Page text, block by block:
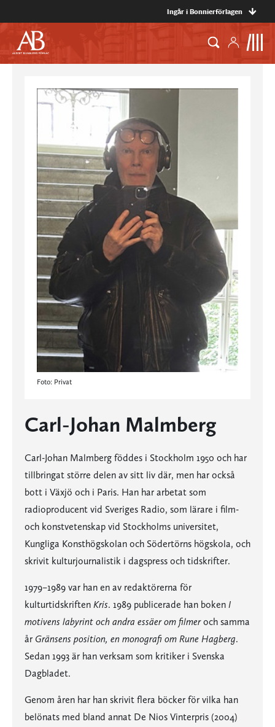
Ingår i Bonnierförlagen
Foto: Privat
Carl-Johan Malmberg
Carl-Johan Malmberg föddes i Stockholm 1950 och har
tillbringat större delen av sitt liv där, men har också
bott i Växjö och i Paris. Han har arbetat som
radioproducent vid Sveriges Radio, som lärare i film-
och konstvetenskap vid Stockholms universitet,
Kungliga Konsthögskolan och Södertörns högskola, och
skrivit kulturjournalistik i dagspress och tidskrifter.
1979–1989 var han en av redaktörerna för
kulturtidskriften Kris. 1989 publicerade han boken I
motivens labyrint och andra essäer om filmeroch samma
år Gränsens position, en monografi om Rune Hagberg.
Sedan 1993 är han verksam som kritiker i Svenska
Dagbladet.
Genom åren har han skrivit flera böcker för vilka han
belönats med bland annat De Nios Vinterpris (2004)